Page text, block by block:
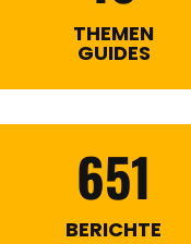
THEMEN
GUIDES
651
BERICHTE